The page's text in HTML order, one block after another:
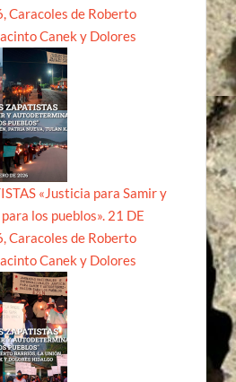
Caracoles de Roberto
Canek y Dolores
«Justicia para Samir y
los pueblos». 21 DE
Caracoles de Roberto
Canek y Dolores